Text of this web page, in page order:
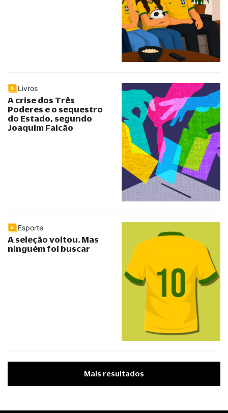
Livros
A crise dos Três
Poderes e o sequestro
do Estado, segundo
Joaquim Falcão
Esporte
A seleção voltou. Mas
ninguém foi buscar
Mais resultados